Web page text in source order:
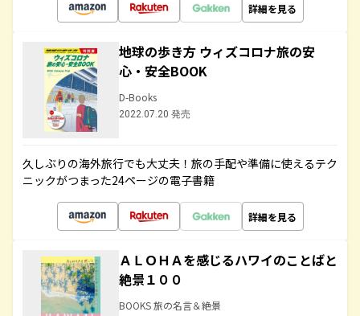
詳細を見る
地球の歩き方 ウィズコロナ旅の安
心・安全BOOK
D-Books
2022.07.20 発売
久しぶりの海外旅行でも大丈夫！旅の手配や準備に使えるテク
ニックがつまった24ページの電子書籍
詳細を見る
ＡＬＯＨＡを感じるハワイのことばと
絶景１００
BOOKS 旅の名言＆絶景